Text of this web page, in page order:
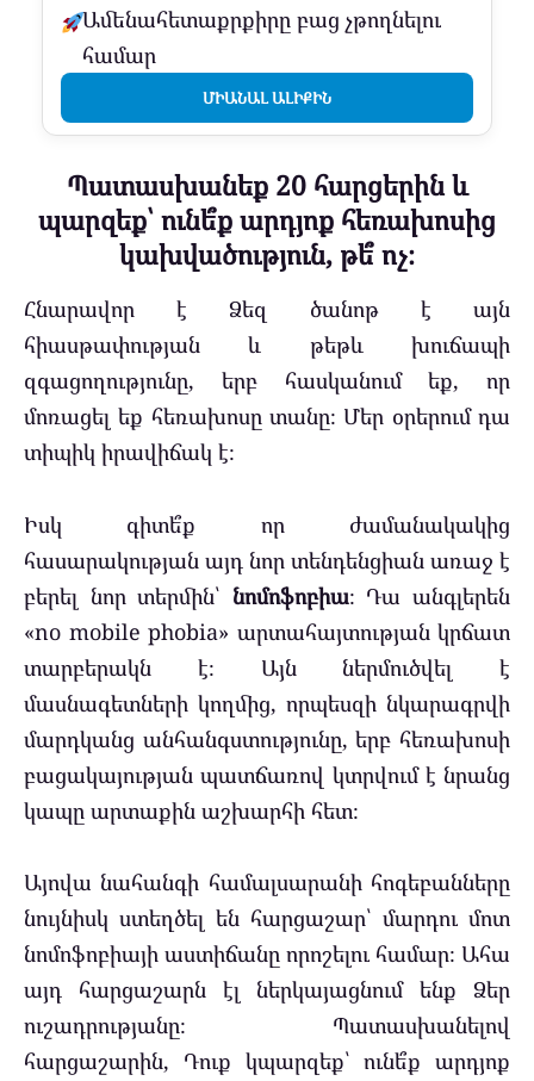
Ամենահետաքրքիրը բաց չթողնելու
համար
ՄԻԱՆԱԼ ԱԼԻՔԻՆ
Պատասխանեք 20 հարցերին և
պարզեք՝ ունե՞ք արդյոք հեռախոսից
կախվածություն, թե՞ ոչ։
Հնարավոր է Ձեզ ծանոթ է այն
հիասթափության և թեթև խուճապի
զգացողությունը, երբ հասկանում եք, որ
մոռացել եք հեռախոսը տանը։ Մեր օրերում դա
տիպիկ իրավիճակ է։
Իսկ գիտե՞ք որ ժամանակակից
հասարակության այդ նոր տենդենցիան առաջ է
բերել նոր տերմին՝ նոմոֆոբիա։ Դա անգլերեն
«no mobile phobia» արտահայտության կրճատ
տարբերակն է։ Այն ներմուծվել է
մասնագետների կողմից, որպեսզի նկարագրվի
մարդկանց անհանգստությունը, երբ հեռախոսի
բացակայության պատճառով կտրվում է նրանց
կապը արտաքին աշխարհի հետ։
Այովա նահանգի համալսարանի հոգեբանները
նույնիսկ ստեղծել են հարցաշար՝ մարդու մոտ
նոմոֆոբիայի աստիճանը որոշելու համար։ Ահա
այդ հարցաշարն էլ ներկայացնում ենք Ձեր
ուշադրությանը։ Պատասխանելով
հարցաշարին, Դուք կպարզեք՝ ունե՞ք արդյոք